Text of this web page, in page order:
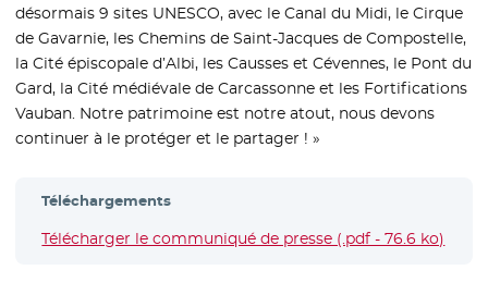
désormais 9 sites UNESCO, avec le Canal du Midi, le Cirque
de Gavarnie, les Chemins de Saint-Jacques de Compostelle,
la Cité épiscopale d’Albi, les Causses et Cévennes, le Pont du
Gard, la Cité médiévale de Carcassonne et les Fortifications
Vauban. Notre patrimoine est notre atout, nous devons
continuer à le protéger et le partager ! »
Téléchargements
Télécharger le communiqué de presse (.pdf - 76.6 ko)